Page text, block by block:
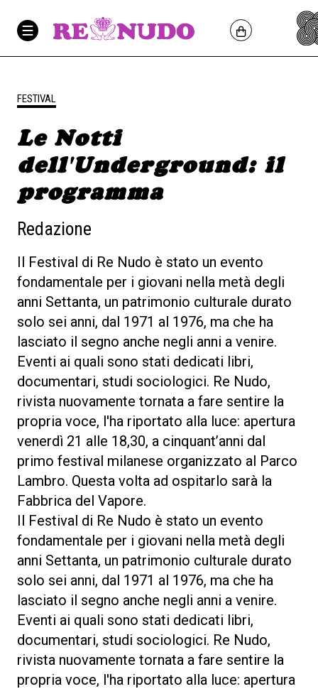
FESTIVAL
Le Notti
dell'Underground: il
programma
Redazione
Il Festival di Re Nudo è stato un evento
fondamentale per i giovani nella metà degli
anni Settanta, un patrimonio culturale durato
solo sei anni, dal 1971 al 1976, ma che ha
lasciato il segno anche negli anni a venire.
Eventi ai quali sono stati dedicati libri,
documentari, studi sociologici. Re Nudo,
rivista nuovamente tornata a fare sentire la
propria voce, l'ha riportato alla luce: apertura
venerdì 21 alle 18,30, a cinquant’anni dal
primo festival milanese organizzato al Parco
Lambro. Questa volta ad ospitarlo sarà la
Fabbrica del Vapore.
Il Festival di Re Nudo è stato un evento
fondamentale per i giovani nella metà degli
anni Settanta, un patrimonio culturale durato
solo sei anni, dal 1971 al 1976, ma che ha
lasciato il segno anche negli anni a venire.
Eventi ai quali sono stati dedicati libri,
documentari, studi sociologici. Re Nudo,
rivista nuovamente tornata a fare sentire la
propria voce, l'ha riportato alla luce: apertura